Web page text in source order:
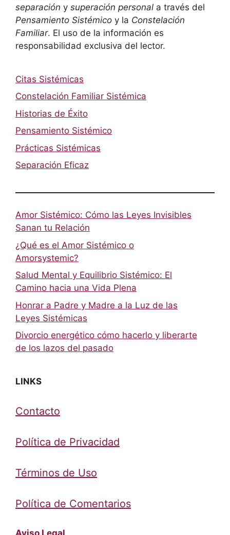
separación y superación personal a través del
Pensamiento Sistémico y la Constelación
Familiar. El uso de la información es
responsabilidad exclusiva del lector.
Citas Sistémicas
Constelación Familiar Sistémica
Historias de Éxito
Pensamiento Sistémico
Prácticas Sistémicas
Separación Eficaz
Amor Sistémico: Cómo las Leyes Invisibles
Sanan tu Relación
¿Qué es el Amor Sistémico o
Amorsystemic?
Salud Mental y Equilibrio Sistémico: El
Camino hacia una Vida Plena
Honrar a Padre y Madre a la Luz de las
Leyes Sistémicas
Divorcio energético cómo hacerlo y liberarte
de los lazos del pasado
LINKS
Contacto
Política de Privacidad
Términos de Uso
Política de Comentarios